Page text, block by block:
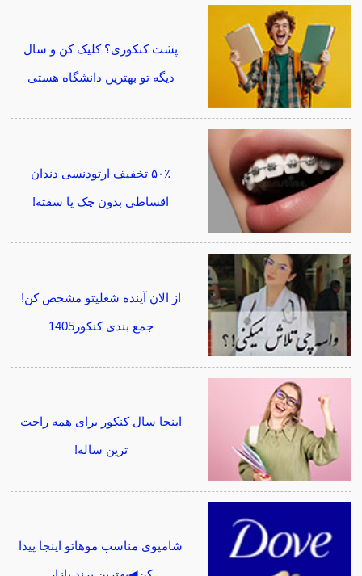
پشت کنکوری؟ کلیک کن و سال
دیگه تو بهترین دانشگاه هستی
۵۰٪ تخفیف ارتودنسی دندان
اقساطی بدون چک یا سفته!
از الان آینده شغلیتو مشخص کن!
جمع بندی کنکور1405
اینجا سال کنکور برای همه راحت
ترین ساله!
شامپوی مناسب موهاتو اینجا پیدا